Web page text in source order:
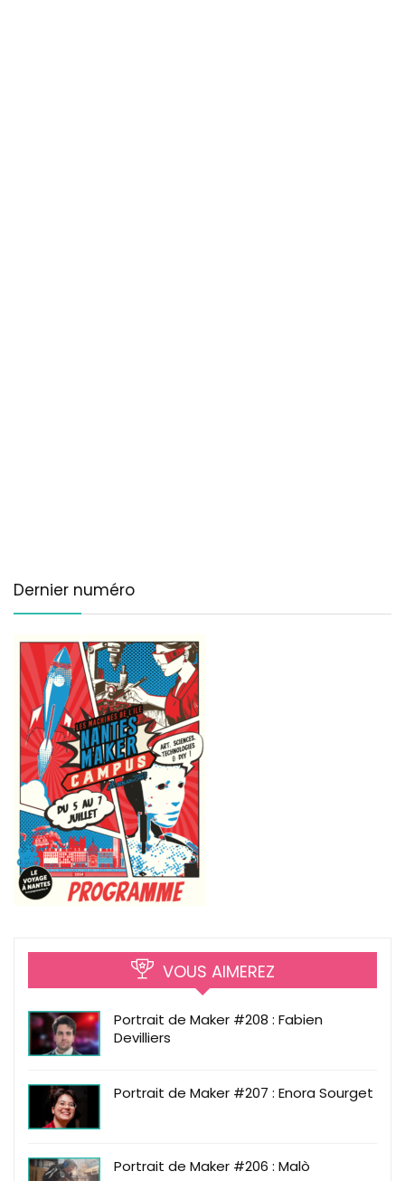
Dernier numéro
VOUS AIMEREZ
Portrait de Maker #208 : Fabien
Devilliers
Portrait de Maker #207 : Enora Sourget
Portrait de Maker #206 : Malò